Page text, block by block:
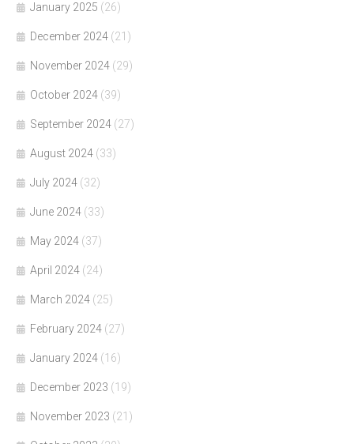
January 2025 (26)
December 2024 (21)
November 2024 (29)
October 2024 (39)
September 2024 (27)
August 2024 (33)
July 2024 (32)
June 2024 (33)
May 2024 (37)
April 2024 (24)
March 2024 (25)
February 2024 (27)
January 2024 (16)
December 2023 (19)
November 2023 (21)